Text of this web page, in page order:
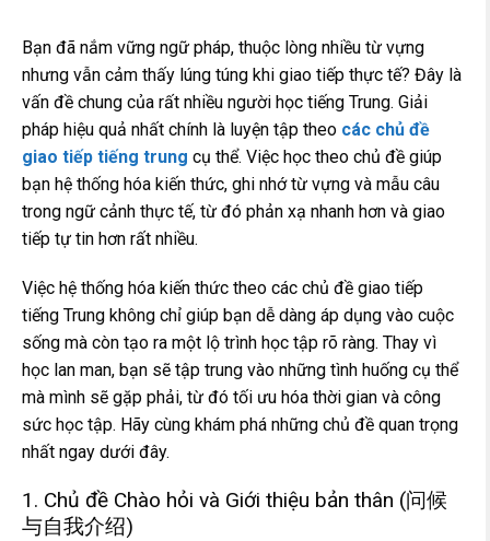
Bạn đã nắm vững ngữ pháp, thuộc lòng nhiều từ vựng
nhưng vẫn cảm thấy lúng túng khi giao tiếp thực tế? Đây là
vấn đề chung của rất nhiều người học tiếng Trung. Giải
pháp hiệu quả nhất chính là luyện tập theo các chủ đề
giao tiếp tiếng trung cụ thể. Việc học theo chủ đề giúp
bạn hệ thống hóa kiến thức, ghi nhớ từ vựng và mẫu câu
trong ngữ cảnh thực tế, từ đó phản xạ nhanh hơn và giao
tiếp tự tin hơn rất nhiều.
Việc hệ thống hóa kiến thức theo các chủ đề giao tiếp
tiếng Trung không chỉ giúp bạn dễ dàng áp dụng vào cuộc
sống mà còn tạo ra một lộ trình học tập rõ ràng. Thay vì
học lan man, bạn sẽ tập trung vào những tình huống cụ thể
mà mình sẽ gặp phải, từ đó tối ưu hóa thời gian và công
sức học tập. Hãy cùng khám phá những chủ đề quan trọng
nhất ngay dưới đây.
1. Chủ đề Chào hỏi và Giới thiệu bản thân (问候
与自我介绍)